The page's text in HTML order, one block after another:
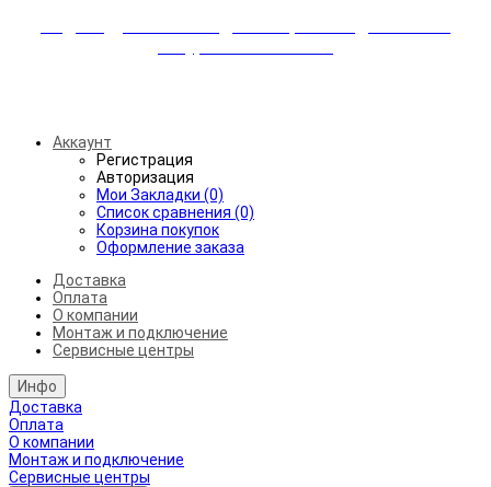
Аккаунт
Регистрация
Авторизация
Мои Закладки (0)
Список сравнения (0)
Корзина покупок
Оформление заказа
Доставка
Оплата
О компании
Монтаж и подключение
Сервисные центры
Инфо
Доставка
Оплата
О компании
Монтаж и подключение
Сервисные центры